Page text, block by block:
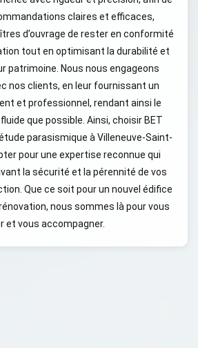
claires et efficaces,
d’ouvrage de rester en conformité
tout en optimisant la durabilité et
patrimoine. Nous nous engageons
nos clients, en leur fournissant un
et professionnel, rendant ainsi le
que possible. Ainsi, choisir BET
parasismique à Villeneuve-Saint-
pour une expertise reconnue qui
la sécurité et la pérennité de vos
Que ce soit pour un nouvel édifice
nous sommes là pour vous
et vous accompagner.